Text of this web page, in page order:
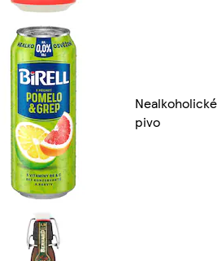
Nealkoholické
pivo